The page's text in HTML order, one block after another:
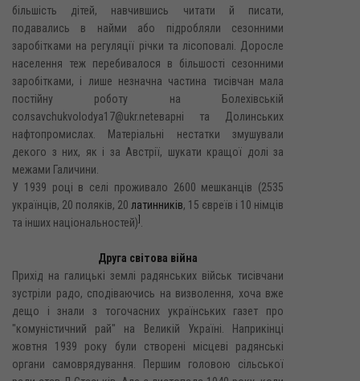
більшість дітей, навчившись читати й писати,
подавались в найми або підробляли сезонними
заробітками на регуляції річки та лісоповалі. Доросле
населення теж перебивалося в більшості сезонними
заробітками, і лише незначна частина тисівчан мала
постійну роботу на Болехівській
солsavchukvolodya17@ukr.netеварні та Долинських
нафтопромислах. Матеріальні нестатки змушували
декого з них, як і за Австрії, шукати кращої долі за
межами Галичини.
У 1939 році в селі проживало 2600 мешканців (2535
українців, 20 поляків, 20 латинників, 15 євреїв і 10 німців
та інших національностей)
Друга світова війна
Прихід на галицькі землі радянських військ тисівчани
зустріли радо, сподіваючись на визволення, хоча вже
дещо і знали з тогочасних українських газет про
"комуністичний рай" на Великій Україні. Наприкінці
жовтня 1939 року були створені місцеві радянські
органи самоврядування. Першим головою сільської